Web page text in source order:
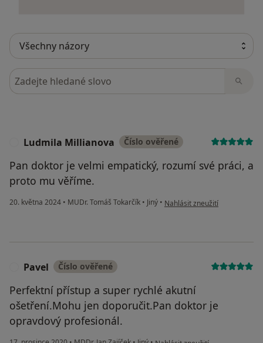
Hledejte v názorech
Ludmila Millianova Číslo ověřené
Pan doktor je velmi empatický, rozumí své práci, a
proto mu věříme.
20. května 2024 • MUDr. Tomáš Tokarčík • Jiný • podle názoru uživatele
Nahlásit zneužití
Pavel Číslo ověřené
Perfektní přístup a super rychlé akutní
ošetření.Mohu jen doporučit.Pan doktor je
opravdový profesionál.
podle názoru uživatele Pavel